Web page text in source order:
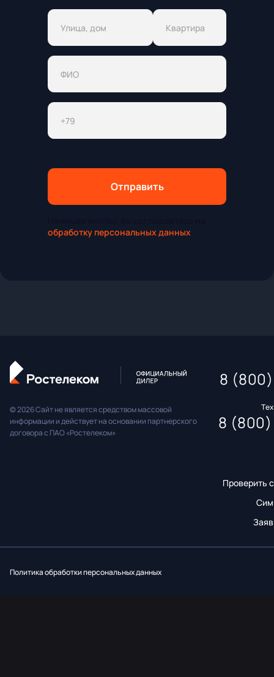
Отправить
обработку персональных данных
© 2026 Сайт не является средством массовой
информации и действует на основании партнерского
договора с ПАО «Ростелеком»
Проверить
8
8
Политика обработки персональных данных